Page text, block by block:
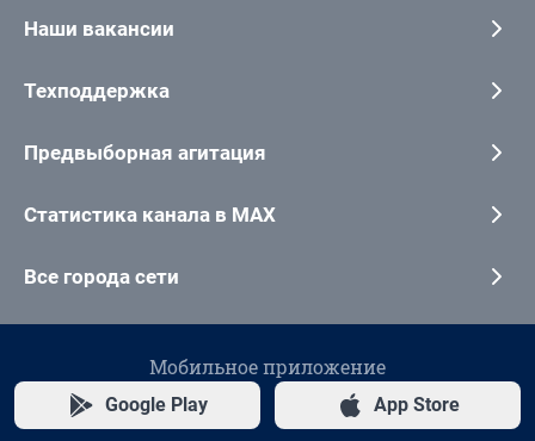
Наши вакансии
Техподдержка
Предвыборная агитация
Статистика канала в MAX
Все города сети
Мобильное приложение
Google Play App Store